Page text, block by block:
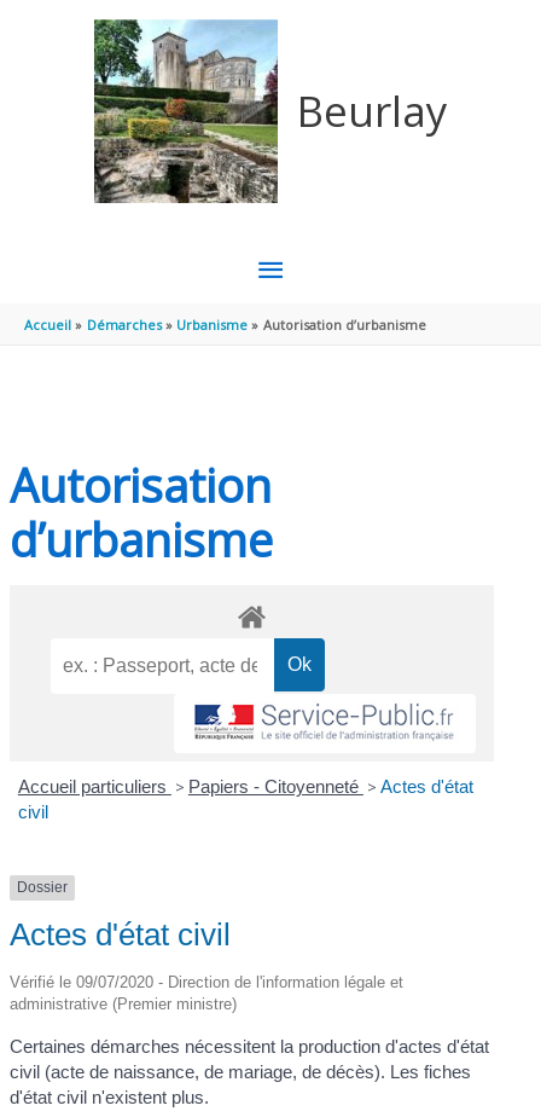
Beurlay
MENU
PRINCIPAL
Accueil Démarches Urbanisme Autorisation d’urbanisme
Autorisation
d’urbanisme
Accueil particuliers > Papiers - Citoyenneté > Actes d'état
civil
Dossier
Actes d'état civil
Vérifié le 09/07/2020 - Direction de l'information légale et
administrative (Premier ministre)
Certaines démarches nécessitent la production d'actes d'état
civil (acte de naissance, de mariage, de décès). Les fiches
d'état civil n'existent plus.